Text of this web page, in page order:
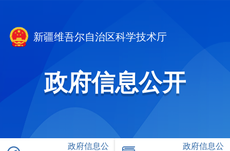
新疆维吾尔自治区科学技术厅
政府信息公开
政府信息公
政府信息公